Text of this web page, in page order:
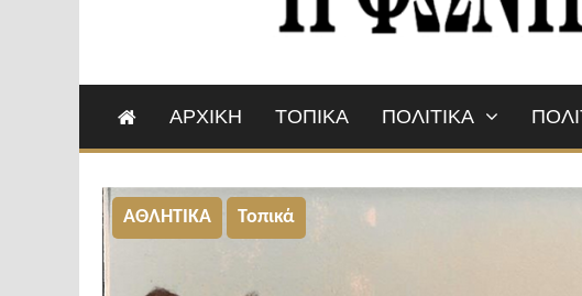
ΑΡΧΙΚΗ ΤΟΠΙΚΑ ΠΟΛΙΤΙΚΑ
ΑΘΛΗΤΙΚΑ Τοπικά